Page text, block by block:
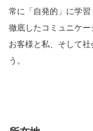
常に「自発的」に学習
徹底したコミュニケー
お客様と私、そして
う。